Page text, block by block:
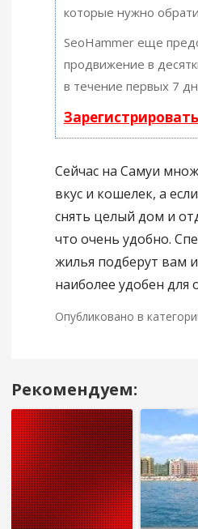
которые нужно
SeoHammer еще
продвижение в
в течение первых 7
Сейчас на Самуи
вкус и кошелек, а
снять целый дом и
что очень удобно.
жилья подберут вам
наиболее удобен для
Опубликовано в
Навигация
в
посте
Рекомендуем: